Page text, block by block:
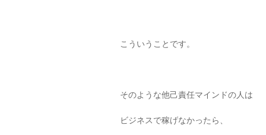
こういうことです。
そのような他己責任マインドの人は
ビジネスで稼げなかったら、